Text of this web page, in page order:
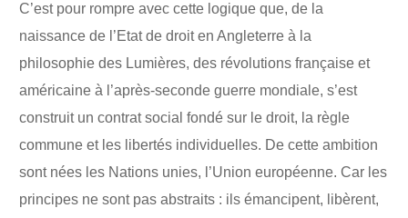
C’est pour rompre avec cette logique que, de la
naissance de l’Etat de droit en Angleterre à la
philosophie des Lumières, des révolutions française et
américaine à l’après-seconde guerre mondiale, s’est
construit un contrat social fondé sur le droit, la règle
commune et les libertés individuelles. De cette ambition
sont nées les Nations unies, l’Union européenne. Car les
principes ne sont pas abstraits : ils émancipent, libèrent,